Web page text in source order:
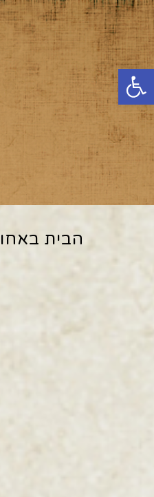
פתח סרגל נגישות
הבית